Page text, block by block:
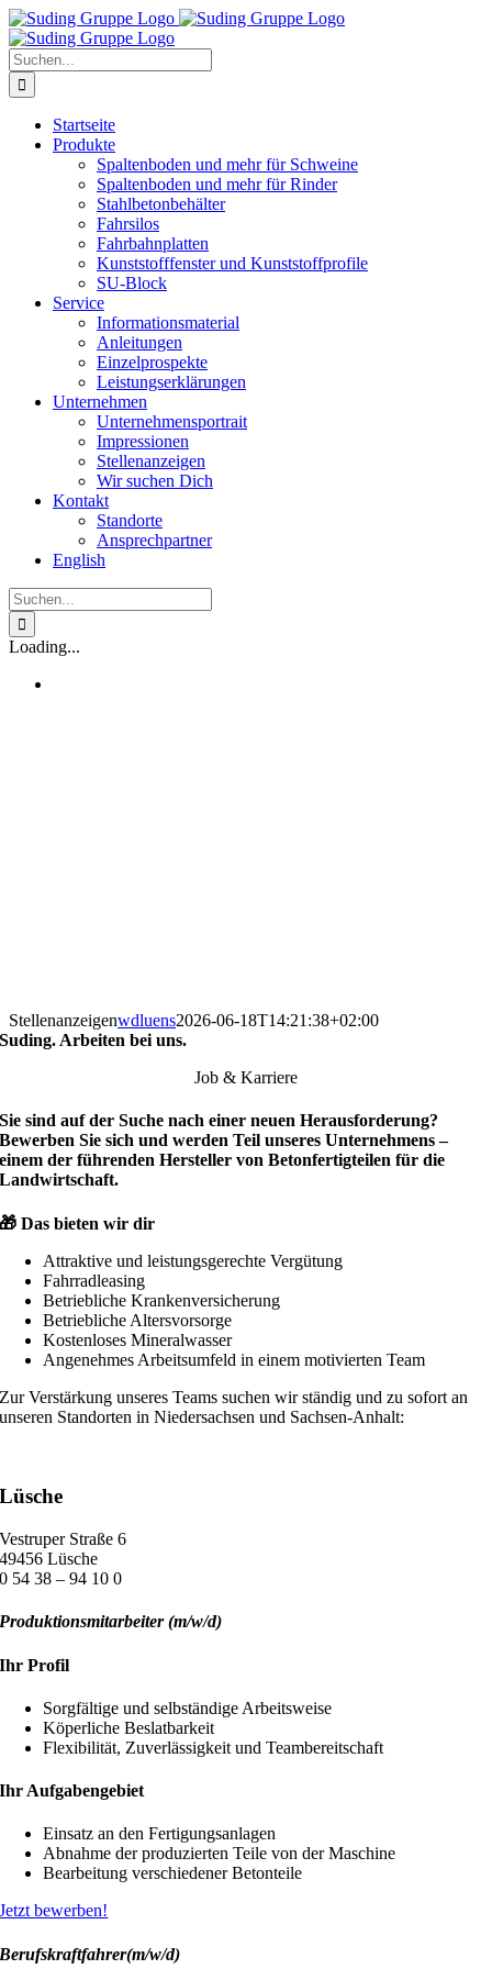
Zum
Inhalt
springen
Suche
nach:
Startseite
Produkte
Spaltenboden und mehr für Schweine
Spaltenboden und mehr für Rinder
Stahlbetonbehälter
Fahrsilos
Fahrbahnplatten
Kunststofffenster und Kunststoffprofile
SU-Block
Service
Informationsmaterial
Anleitungen
Einzelprospekte
Leistungserklärungen
Unternehmen
Unternehmensportrait
Impressionen
Stellenanzeigen
Wir suchen Dich
Kontakt
Standorte
Ansprechpartner
English
Suche
nach:
Loading...
Stellenanzeigenwdluens2026-06-18T14:21:38+02:00
Suding. Arbeiten bei uns.
Job & Karriere
Sie sind auf der Suche nach einer neuen Herausforderung?
Bewerben Sie sich und werden Teil unseres Unternehmens –
einem der führenden Hersteller von Betonfertigteilen für die
Landwirtschaft.
🎁 Das bieten wir dir
Attraktive und leistungsgerechte Vergütung
Fahrradleasing
Betriebliche Krankenversicherung
Betriebliche Altersvorsorge
Kostenloses Mineralwasser
Angenehmes Arbeitsumfeld in einem motivierten Team
Zur Verstärkung unseres Teams suchen wir ständig und zu sofort an
unseren Standorten in Niedersachsen und Sachsen-Anhalt:
Lüsche
Vestruper Straße 6
49456 Lüsche
0 54 38 – 94 10 0
Produktionsmitarbeiter (m/w/d)
Ihr Profil
Sorgfältige und selbständige Arbeitsweise
Köperliche Beslatbarkeit
Flexibilität, Zuverlässigkeit und Teambereitschaft
Ihr Aufgabengebiet
Einsatz an den Fertigungsanlagen
Abnahme der produzierten Teile von der Maschine
Bearbeitung verschiedener Betonteile
Jetzt bewerben!
Berufskraftfahrer(m/w/d)